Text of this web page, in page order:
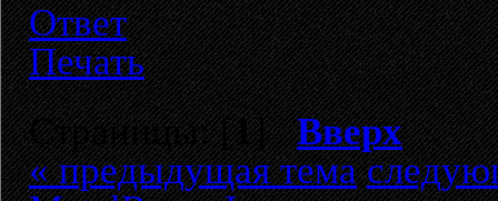
Ответ
Печать
Страницы: [1]Вверх
« предыдущая тема